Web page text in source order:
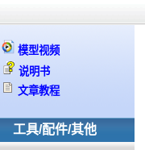
模型视频
说明书
文章教程
工具/配件/其他